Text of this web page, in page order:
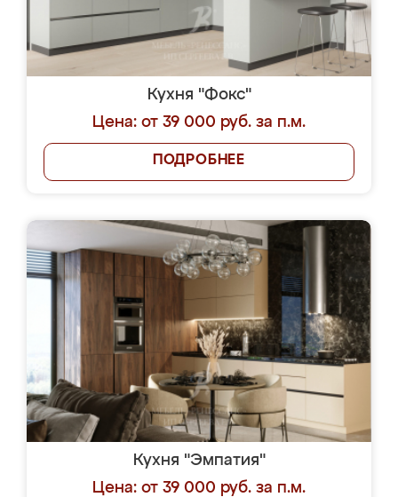
Кухня "Фокс"
Цена: от 39 000 руб. за п.м.
ПОДРОБНЕЕ
Кухня "Эмпатия"
Цена: от 39 000 руб. за п.м.